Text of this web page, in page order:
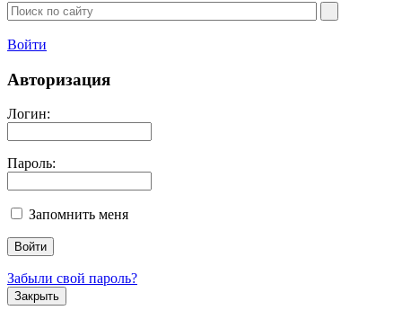
Войти
Авторизация
Логин:
Пароль:
Запомнить меня
Забыли свой пароль?
Закрыть